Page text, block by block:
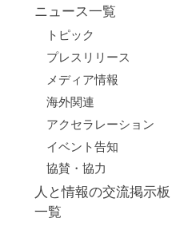
ニュース一覧
トピック
プレスリリース
メディア情報
海外関連
アクセラレーション
イベント告知
協賛・協力
人と情報の交流掲示板
一覧